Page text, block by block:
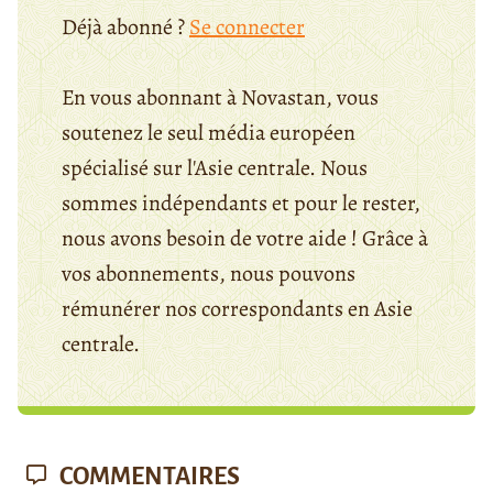
Déjà abonné ?Se connecter
En vous abonnant à Novastan, vous
soutenez le seul média européen
spécialisé sur l'Asie centrale. Nous
sommes indépendants et pour le rester,
nous avons besoin de votre aide ! Grâce à
vos abonnements, nous pouvons
rémunérer nos correspondants en Asie
centrale.
COMMENTAIRES